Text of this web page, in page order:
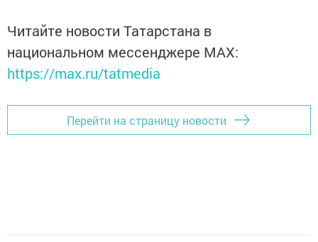
Читайте новости Татарстана в
национальном мессенджере MАХ:
https://max.ru/tatmedia
Перейти на страницу новости